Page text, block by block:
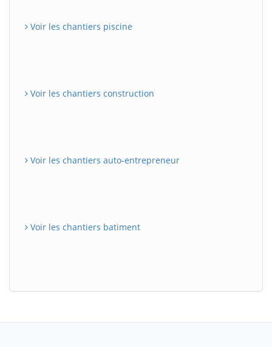
Voir les chantiers piscine
Voir les chantiers construction
Voir les chantiers auto-entrepreneur
Voir les chantiers batiment